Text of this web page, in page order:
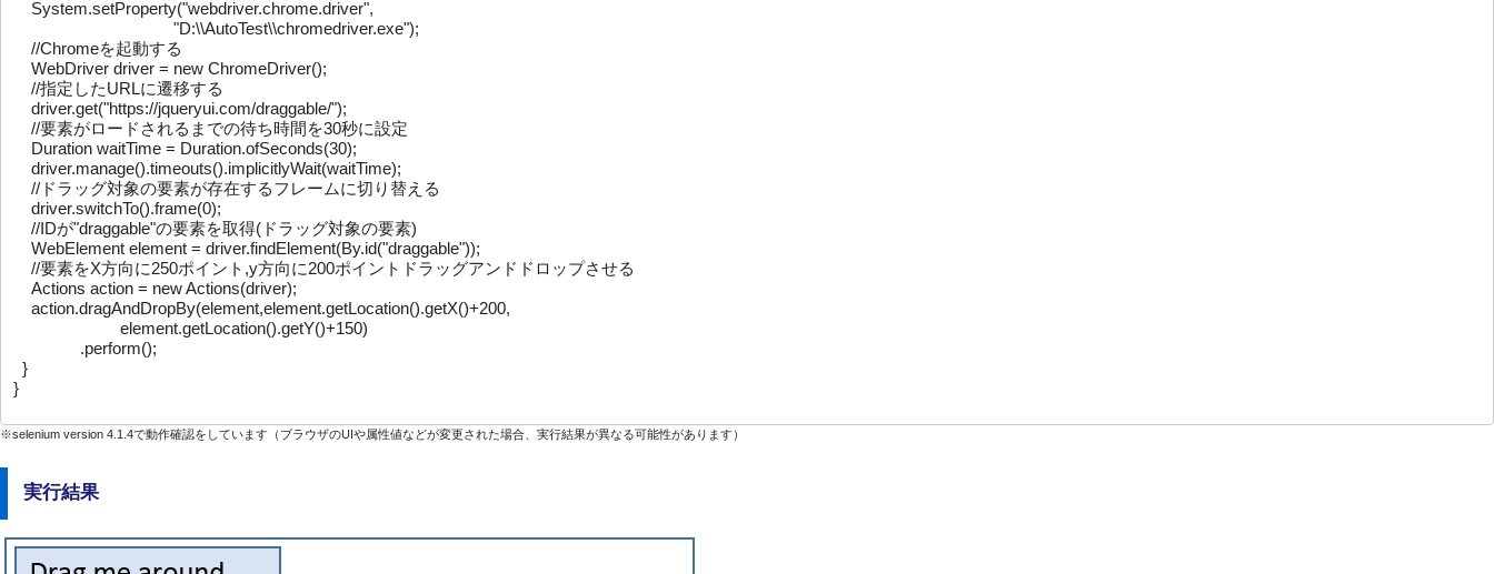
                                    "D:\\AutoTest\\chromedriver.exe");
    //Chromeを起動する
    WebDriver driver = new ChromeDriver();
    //指定したURLに遷移する
    driver.get("https://jqueryui.com/draggable/");
    //要素がロードされるまでの待ち時間を30秒に設定
    driver.manage().timeouts().implicitlyWait(waitTime);
    //ドラッグ対象の要素が存在するフレームに切り替える
    driver.switchTo().frame(0);
    //IDが"draggable"の要素を取得(ドラッグ対象の要素)
    WebElement element = driver.findElement(By.id("draggable"));
    //要素をX方向に250ポイント,y方向に200ポイントドラッグアンドドロップさせる
    Actions action = new Actions(driver);
    action.dragAndDropBy(element,element.getLocation().getX()+200,
                        element.getLocation().getY()+150)
  }
}
※selenium version 4.1.4で動作確認をしています（ブラウザのUIや属性値などが変更された場合、実行結果が異なる可能性があります）
実行結果